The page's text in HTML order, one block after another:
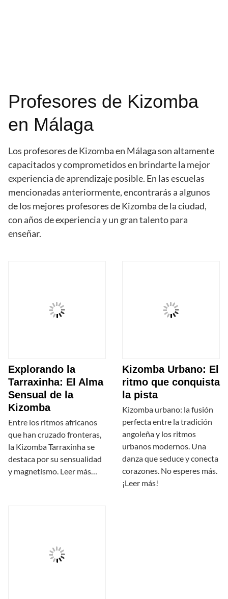
Profesores de Kizomba
en Málaga
Los profesores de Kizomba en Málaga son altamente
capacitados y comprometidos en brindarte la mejor
experiencia de aprendizaje posible. En las escuelas
mencionadas anteriormente, encontrarás a algunos
de los mejores profesores de Kizomba de la ciudad,
con años de experiencia y un gran talento para
enseñar.
Explorando la
Tarraxinha: El Alma
Sensual de la
Kizomba
Entre los ritmos africanos
que han cruzado fronteras,
la Kizomba Tarraxinha se
destaca por su sensualidad
y magnetismo. Leer más…
Kizomba Urbano: El
ritmo que conquista
la pista
Kizomba urbano: la fusión
perfecta entre la tradición
angoleña y los ritmos
urbanos modernos. Una
danza que seduce y conecta
corazones. No esperes más.
¡Leer más!